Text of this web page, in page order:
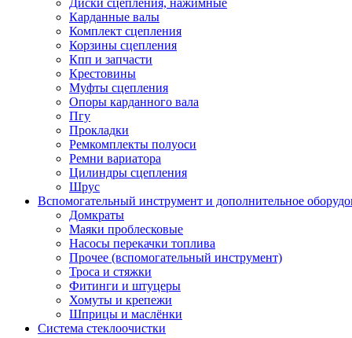
Диски сцепления, нажимные
Карданные валы
Комплект сцепления
Корзины сцепления
Кпп и запчасти
Крестовины
Муфты сцепления
Опоры карданного вала
Пгу
Прокладки
Ремкомплекты полуоси
Ремни вариатора
Цилиндры сцепления
Шрус
Вспомогательный инструмент и дополнительное
Домкраты
Маяки проблесковые
Насосы перекачки топлива
Прочее (вспомогательный инструмент)
Троса и стяжки
Фитинги и штуцеры
Хомуты и крепежи
Шприцы и маслёнки
Система стеклоочистки